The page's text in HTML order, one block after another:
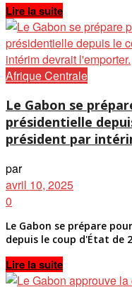
Lire la suiteDetails
Afrique Centrale
Le Gabon se
présidentielle
président par
par
avril 10, 2025
0
Le Gabon se prépare
depuis le coup d'État de
Lire la suiteDetails